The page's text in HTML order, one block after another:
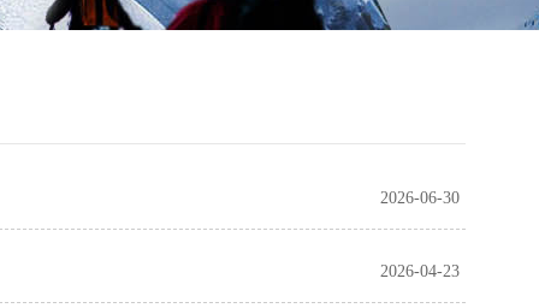
2026-06-30
2026-04-23